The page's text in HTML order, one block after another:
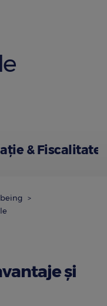
& Fiscalitate
și